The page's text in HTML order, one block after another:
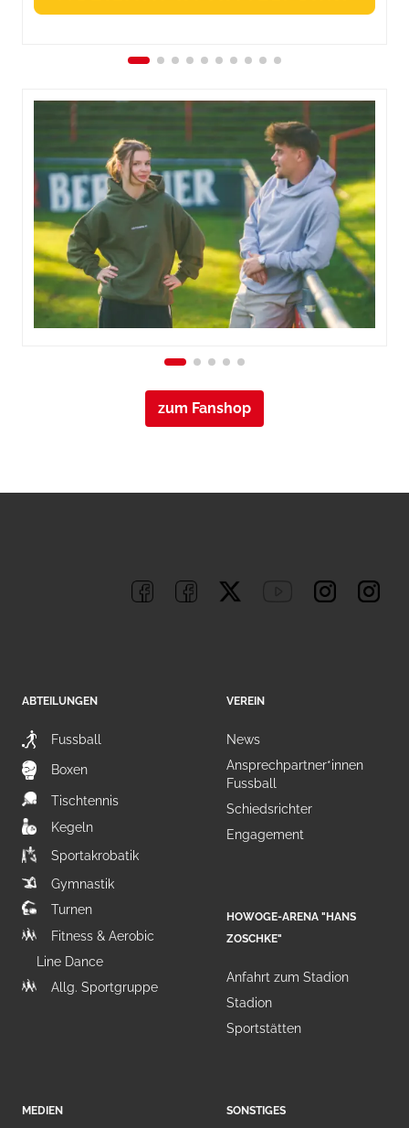
zum Fanshop
ABTEILUNGEN
Fussball
Boxen
Tischtennis
Kegeln
Sportakrobatik
Gymnastik
Turnen
Fitness & Aerobic
Line Dance
Allg. Sportgruppe
VEREIN
News
Ansprechpartner*innen
Fussball
Schiedsrichter
Engagement
HOWOGE-ARENA "HANS
ZOSCHKE"
Anfahrt zum Stadion
Stadion
Sportstätten
MEDIEN SONSTIGES